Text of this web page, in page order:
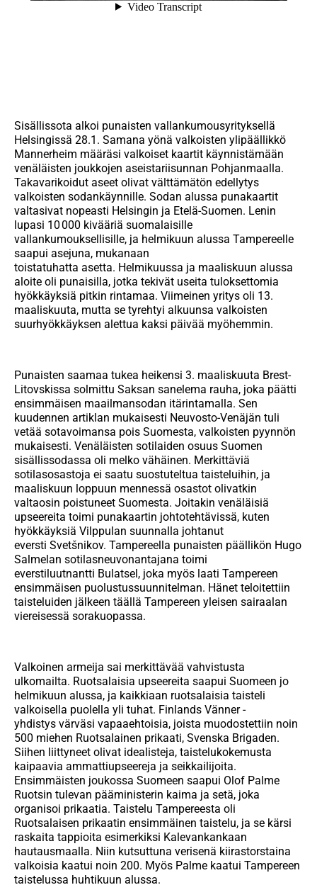
Sisällissota alkoi punaisten vallankumousyrityksellä
Helsingissä 28.1. Samana yönä valkoisten ylipäällikkö
Mannerheim määräsi valkoiset kaartit käynnistämään
venäläisten joukkojen aseistariisunnan Pohjanmaalla.
Takavarikoidut aseet olivat välttämätön edellytys
valkoisten sodankäynnille. Sodan alussa punakaartit
valtasivat nopeasti Helsingin ja Etelä-Suomen. Lenin
lupasi 10 000 kivääriä suomalaisille
vallankumouksellisille, ja helmikuun alussa Tampereelle
saapui asejuna, mukanaan
toistatuhatta asetta. Helmikuussa ja maaliskuun alussa
aloite oli punaisilla, jotka tekivät useita tuloksettomia
hyökkäyksiä pitkin rintamaa. Viimeinen yritys oli 13.
maaliskuuta, mutta se tyrehtyi alkuunsa valkoisten
suurhyökkäyksen alettua kaksi päivää myöhemmin.
Punaisten saamaa tukea heikensi 3. maaliskuuta Brest-
Litovskissa solmittu Saksan sanelema rauha, joka päätti
ensimmäisen maailmansodan itärintamalla. Sen
kuudennen artiklan mukaisesti Neuvosto-Venäjän tuli
vetää sotavoimansa pois Suomesta, valkoisten pyynnön
mukaisesti. Venäläisten sotilaiden osuus Suomen
sisällissodassa oli melko vähäinen. Merkittäviä
sotilasosastoja ei saatu suostuteltua taisteluihin, ja
maaliskuun loppuun mennessä osastot olivatkin
valtaosin poistuneet Suomesta. Joitakin venäläisiä
upseereita toimi punakaartin johtotehtävissä, kuten
hyökkäyksiä Vilppulan suunnalla johtanut
eversti Svetšnikov. Tampereella punaisten päällikön Hugo
Salmelan sotilasneuvonantajana toimi
everstiluutnantti Bulatsel, joka myös laati Tampereen
ensimmäisen puolustussuunnitelman. Hänet teloitettiin
taisteluiden jälkeen täällä Tampereen yleisen sairaalan
viereisessä sorakuopassa.
Valkoinen armeija sai merkittävää vahvistusta
ulkomailta. Ruotsalaisia upseereita saapui Suomeen jo
helmikuun alussa, ja kaikkiaan ruotsalaisia taisteli
valkoisella puolella yli tuhat. Finlands Vänner-
yhdistys värväsi vapaaehtoisia, joista muodostettiin noin
500 miehen Ruotsalainen prikaati, Svenska Brigaden.
Siihen liittyneet olivat idealisteja, taistelukokemusta
kaipaavia ammattiupseereja ja seikkailijoita.
Ensimmäisten joukossa Suomeen saapui Olof Palme
Ruotsin tulevan pääministerin kaima ja setä, joka
organisoi prikaatia. Taistelu Tampereesta oli
Ruotsalaisen prikaatin ensimmäinen taistelu, ja se kärsi
raskaita tappioita esimerkiksi Kalevankankaan
hautausmaalla. Niin kutsuttuna verisenä kiirastorstaina
valkoisia kaatui noin 200. Myös Palme kaatui Tampereen
taistelussa huhtikuun alussa.